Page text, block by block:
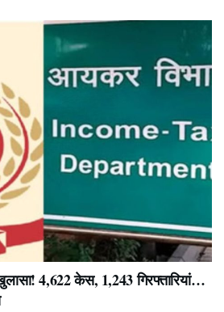
4,622 केस, 1,243 गिरफ्तारियां…